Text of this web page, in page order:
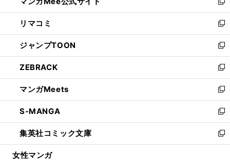
ド
ウ
で
開
く
ィ
ン
ド
ウ
で
開
く
い
ウ
ィ
ン
ド
ウ
で
開
く
新
し
い
ウ
ィ
ン
ド
ウ
で
開
く
リマコミ
新
し
い
ウ
ィ
ン
ド
ウ
で
開
く
ジャンプTOON
新
し
い
ウ
ィ
ン
ド
ウ
で
開
ZEBRACK
新
し
い
ウ
ィ
ン
ド
ウ
マンガMeets
新
し
い
ウ
ィ
ン
S-MANGA
新
し
い
ウ
集英社コミック文庫
新
し
女性マンガ